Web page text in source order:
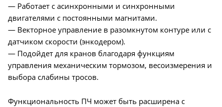
— Работает с асинхронными и синхронными
двигателями с постоянными магнитами.
— Векторное управление в разомкнутом контуре или с
датчиком скорости (энкодером).
— Подойдет для кранов благодаря функциям
управления механическим тормозом, весоизмерения и
выбора слабины тросов.
Функциональность ПЧ может быть расширена с